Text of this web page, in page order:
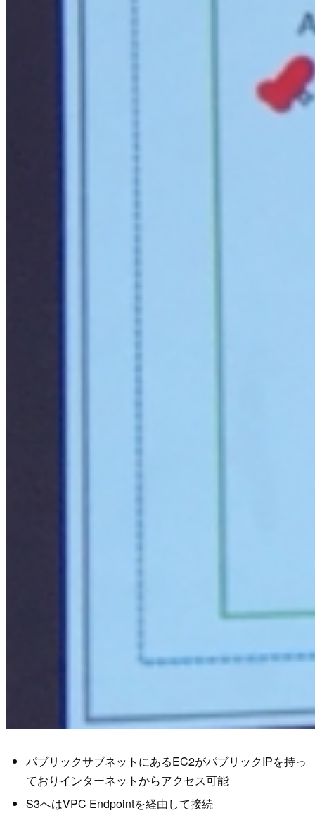
パブリックサブネットにあるEC2がパブリックIPを持っ
ておりインターネットからアクセス可能
S3へはVPC Endpointを経由して接続